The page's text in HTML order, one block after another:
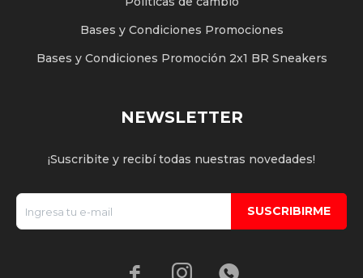
Bases y Condiciones Promociones
Bases y Condiciones Promoción 2x1 BR Sneakers
NEWSLETTER
¡Suscribite y recibí todas nuestras novedades!
SUSCRIBIRME
  